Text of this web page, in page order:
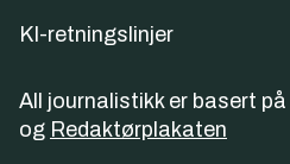
KI-retningslinjer
All journalistikk er basert på
og Redaktørplakaten